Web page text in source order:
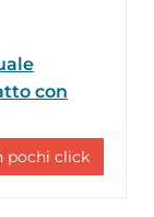
con
pochi click